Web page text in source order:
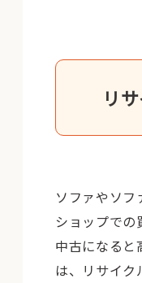
リ
ソファやソ
ショップでの
中古になると
は、リサイク